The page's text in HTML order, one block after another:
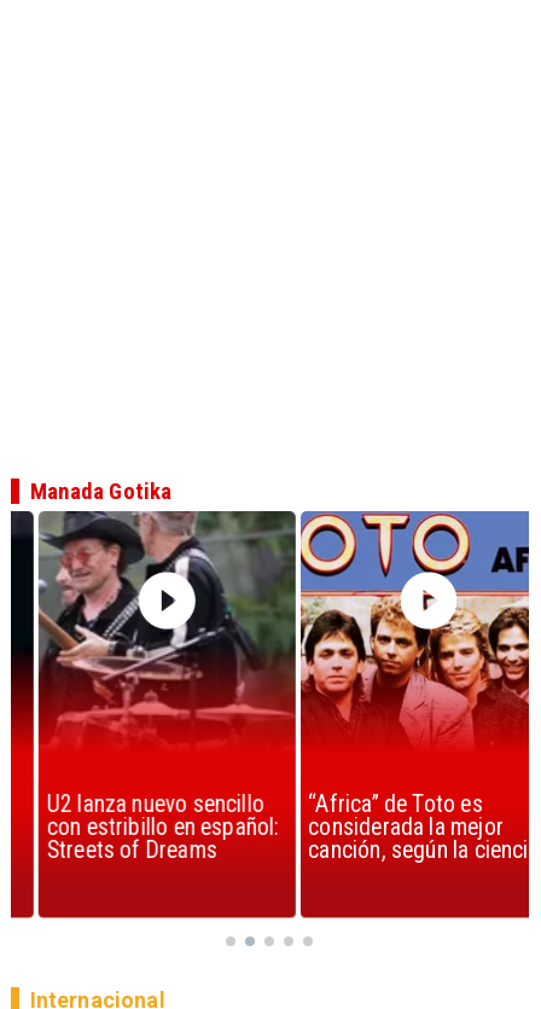
U2 lanza nuevo sencillo
con estribillo en español:
Streets of Dreams
“Africa” de Toto es
considerada la mejor
canción, según la ciencia
Manada Gotika
Internacional